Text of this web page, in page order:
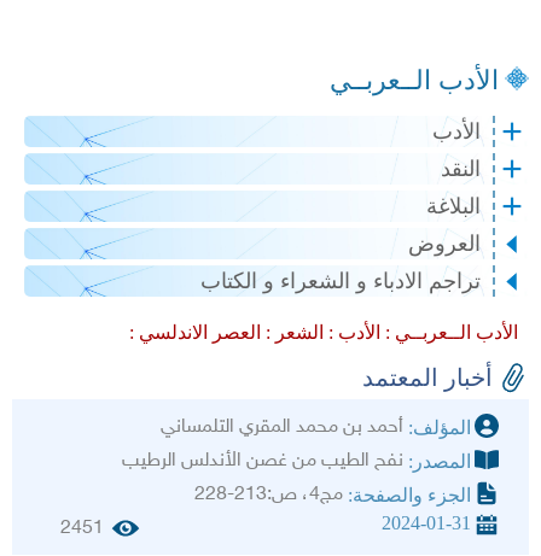
الأدب الــعربــي
الأدب
النقد
البلاغة
العروض
تراجم الادباء و الشعراء و الكتاب
الأدب الــعربــي : الأدب : الشعر : العصر الاندلسي :
أخبار المعتمد
المؤلف: أحمد بن محمد المقري التلمساني
المصدر: نفح الطيب من غصن الأندلس الرطيب
الجزء والصفحة: مج4، ص:213-228
2024-01-31
2451